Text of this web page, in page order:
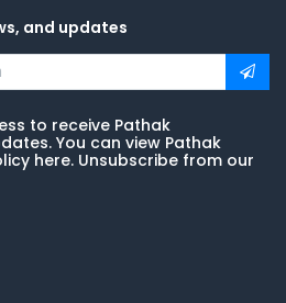
and updates
to receive Pathak
You can view Pathak
here. Unsubscribe from our